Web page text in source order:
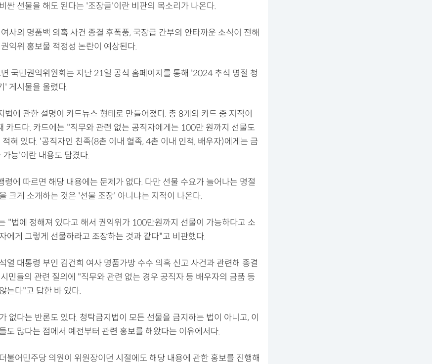
싼 선물을 해도 된다는 '조장글'이란 비판의 목소리가 나온다.
사의 명품백 의혹 사건 종결 후폭풍, 국장급 간부의 안타까운 소식이 전해
익위 홍보물 적정성 논란이 예상된다.
국민권익위원회는 지난 21일 공식 홈페이지를 통해 '2024 추석 명절 청
' 게시물을 올렸다.
법에 관한 설명이 카드뉴스 형태로 만들어졌다. 총 8개의 카드 중 지적이
카드다. 카드에는 "직무와 관련 없는 공직자에게는 100만 원까지 선물도
혀 있다. '공직자인 친족(8촌 이내 혈족, 4촌 이내 인척, 배우자)에게는 금
가능'이란 내용도 담겼다.
령에 따르면 해당 내용에는 문제가 없다. 다만 선물 수요가 늘어나는 명절
크게 소개하는 것은 '선물 조장' 아니냐는 지적이 나온다.
"법에 정해져 있다고 해서 권익위가 100만원까지 선물이 가능하다고 소
에게 그렇게 선물하라고 조장하는 것과 같다"고 비판했다.
열 대통령 부인 김건희 여사 명품가방 수수 의혹 신고 사건과 관련해 종결
민들의 관련 질의에 "직무와 관련 없는 경우 공직자 등 배우자의 금품 등
는다"고 답한 바 있다.
없다는 반론도 있다. 청탁금지법이 모든 선물을 금지하는 법이 아니고, 이
도 많다는 점에서 예전부터 관련 홍보를 해왔다는 이유에서다.
불어민주당 의원이 위원장이던 시절에도 해당 내용에 관한 홍보를 진행해